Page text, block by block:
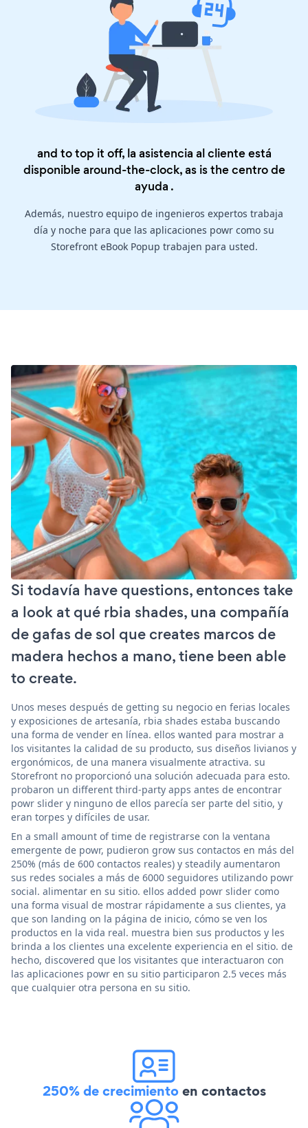
and to top it off, la asistencia al cliente está
disponible around-the-clock, as is thecentro de
ayuda .
Además, nuestro equipo de ingenieros expertos trabaja
día y noche para que las aplicaciones powr como su
Storefront eBook Popup trabajen para usted.
Si todavía have questions, entonces take
a look at qué rbia shades, una compañía
de gafas de sol que creates marcos de
madera hechos a mano, tiene been able
to create.
Unos meses después de getting su negocio en ferias locales
y exposiciones de artesanía, rbia shades estaba buscando
una forma de vender en línea. ellos wanted para mostrar a
los visitantes la calidad de su producto, sus diseños livianos y
ergonómicos, de una manera visualmente atractiva. su
Storefront no proporcionó una solución adecuada para esto.
probaron un different third-party apps antes de encontrar
powr slider y ninguno de ellos parecía ser parte del sitio, y
eran torpes y difíciles de usar.
En a small amount of time de registrarse con la ventana
emergente de powr, pudieron grow sus contactos en más del
250% (más de 600 contactos reales) y steadily aumentaron
sus redes sociales a más de 6000 seguidores utilizando powr
social. alimentar en su sitio. ellos added powr slider como
una forma visual de mostrar rápidamente a sus clientes, ya
que son landing on la página de inicio, cómo se ven los
productos en la vida real. muestra bien sus productos y les
brinda a los clientes una excelente experiencia en el sitio. de
hecho, discovered que los visitantes que interactuaron con
las aplicaciones powr en su sitio participaron 2.5 veces más
que cualquier otra persona en su sitio.
250% de crecimientoen contactos